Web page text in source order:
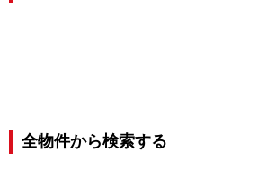
全物件から検索する